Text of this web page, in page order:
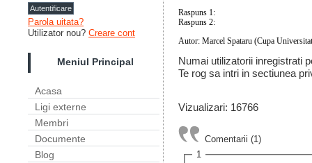
Parola uitata?
Utilizator nou? Creare cont
Meniul Principal
Acasa
Ligi externe
Membri
Documente
Blog
Raspuns 1:
Raspuns 2:
Autor: Marcel Spataru (Cupa
Numai utilizatorii inregistrati
Te rog sa intri in sectiunea
Vizualizari: 16766
Comentarii (1)
1